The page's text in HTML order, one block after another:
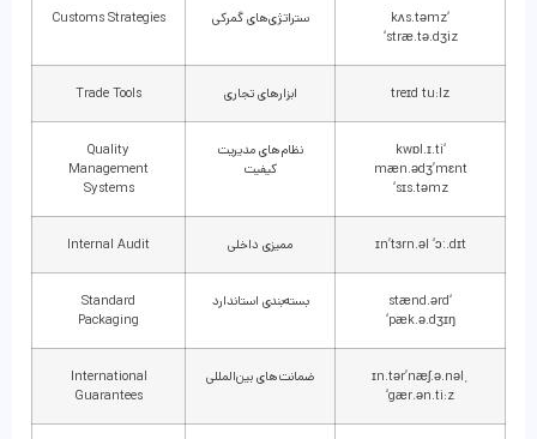
‘kʌs.təmz
‘stræ.tə.dʒiz
ستراتژی‌های گمرکی Customs Strategies
treɪd tu:lz ابزارهای تجاری Trade Tools
‘kwɒl.ɪ.ti
mæn.ədʒ’mɛnt
‘sɪs.təmz
نظام‌های مدیریت
کیفیت
Quality
Management
Systems
ɪn’tɜrn.əl ‘ɔː.dɪt ممیزی داخلی Internal Audit
‘stænd.ərd
‘pæk.ə.dʒɪŋ
بسته‌بندی استاندارد
Standard
Packaging
ˌɪn.tər’næʃ.ə.nəl
‘gær.ən.ti:z
ضمانت‌های بین‌المللی
International
Guarantees